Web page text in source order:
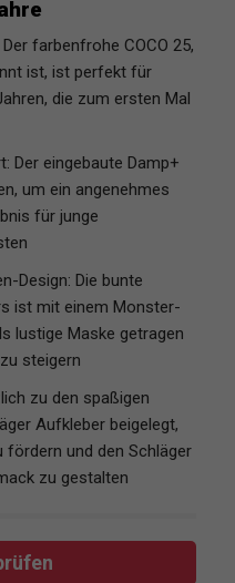
farbenfrohe COCO 25,
ist, ist perfekt für
die zum ersten Mal
Der eingebaute Damp+
um ein angenehmes
für junge
Design: Die bunte
ist mit einem Monster-
lustige Maske getragen
steigern
zu den spaßigen
Aufkleber beigelegt,
fördern und den Schläger
zu gestalten